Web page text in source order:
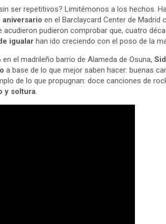
ser repetitivos? Limitémonos a los hechos.
en el Barclaycard Center de Madrid
pudieron comprobar que, cuatro
igualarhan ido creciendo con el poso de la
el madrileño barrio de Alameda de Osuna,
a base de lo que mejor saben hacer: buenas
de lo que propugnan: doce canciones de
y soltura.